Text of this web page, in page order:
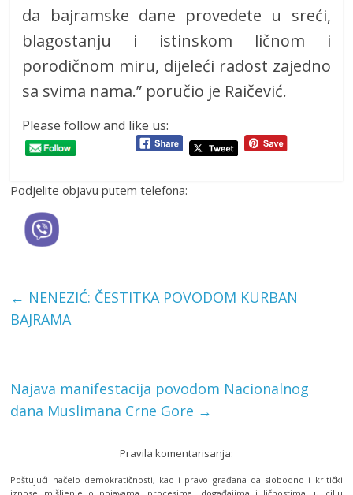
da bajramske dane provedete u sreći,
blagostanju i istinskom ličnom i
porodičnom miru, dijeleći radost zajedno
sa svima nama.” poručio je Raičević.
Please follow and like us:
Podjelite objavu putem telefona:
← NENEZIĆ: ČESTITKA POVODOM KURBAN
BAJRAMA
Najava manifestacija povodom Nacionalnog
dana Muslimana Crne Gore →
Pravila komentarisanja:
Poštujući načelo demokratičnosti, kao i pravo građana da slobodno i kritički